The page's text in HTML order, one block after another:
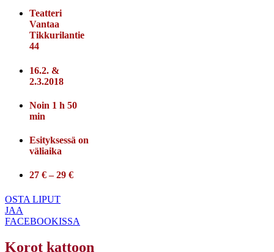
Teatteri
Vantaa
Tikkurilantie
44
16.2. &
2.3.2018
Noin 1 h 50
min
Esityksessä on
väliaika
27 € – 29 €
OSTA LIPUT
JAA
FACEBOOKISSA
Korot kattoon